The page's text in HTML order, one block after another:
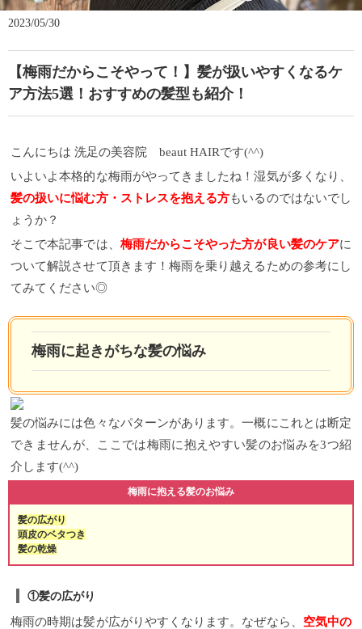
2023/05/30
【梅雨だからこそやって！】髪が扱いやすくなるケ
ア方法5選！おすすめの髪型も紹介！
こんにちは 洗足の美容院 beaut HAIRです(^^)
いよいよ本格的な梅雨がやってきましたね！湿気が多くなり、
髪の扱いに悩む方・ストレスを抱える方もいるのではないでし
ょうか？
そこで本記事では、 梅雨だからこそやった方が良い髪のケアに
ついて解説させて頂きます！梅雨を乗り越えるための参考にし
てみてください◎
梅雨に起きがちな髪の悩み
髪の悩みには色々なパターンがあります。一概にこれとは断定
できませんが、ここでは梅雨に抱えやすい髪のお悩みを3つ紹
介します(^^)
梅雨に抱える髪のお悩み
髪の広がり
頭皮のベタつき
髪の乾燥
①髪の広がり
梅雨の時期は髪が広がりやすくなります。なぜなら、 空気中の